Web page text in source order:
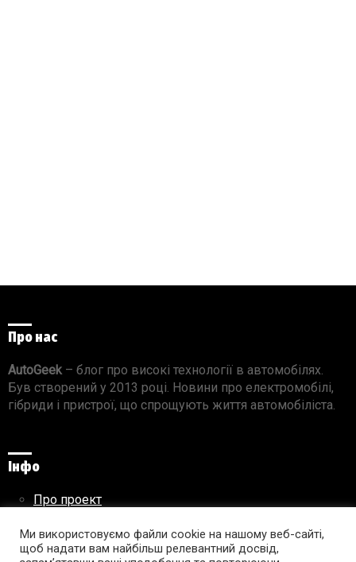
Про нас
AutoGeek– блог про високі технології в автомобілях.
Був створений у 2013 році. Новини про електромобілі,
гібриди і пристрої, що спрощують життя автомобіліста.
Інфо
Про проект
Правила використання матеріалів
Ми використовуємо файли cookie на нашому веб-сайті,
щоб надати вам найбільш релевантний досвід,